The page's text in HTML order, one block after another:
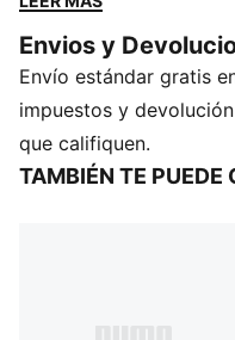
DETALLES
98 % poliéster, 2 %
Contiene 1 par
Detalles de la marca
Envios y
Envío estándar gratis
impuestos y
que califiquen.
TAMBIÉN TE PUEDE